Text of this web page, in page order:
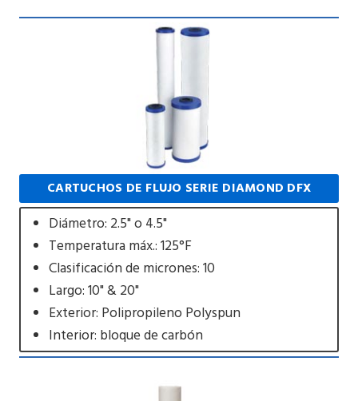
CARTUCHOS DE FLUJO SERIE DIAMOND DFX
Diámetro: 2.5" o 4.5"
Temperatura máx.: 125°F
Clasificación de micrones: 10
Largo: 10" & 20"
Exterior: Polipropileno Polyspun
Interior: bloque de carbón